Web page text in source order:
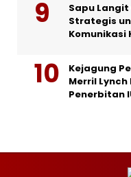
Sapu
Strategis
Komunikasi
Kejagung
Merril
Penerbitan